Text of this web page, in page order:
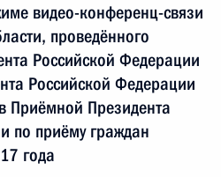
видео-конференц-связи
проведённого
Российской Федерации
Российской Федерации
Приёмной Президента
по приёму граждан
года